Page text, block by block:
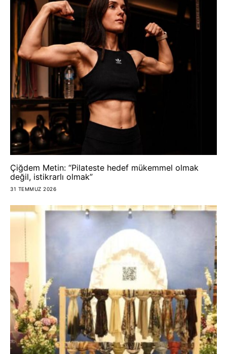
Çiğdem Metin: “Pilateste hedef mükemmel olmak
değil, istikrarlı olmak”
31 TEMMUZ 2026